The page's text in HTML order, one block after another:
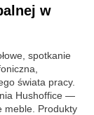
w
spotkanie
świata pracy.
Hushoffice —
meble. Produkty